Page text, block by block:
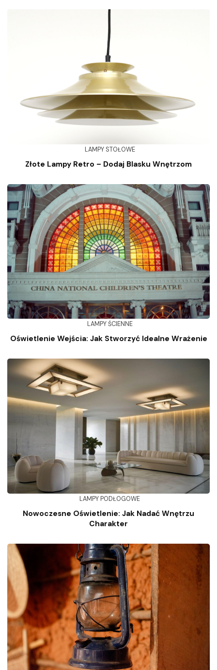
LAMPY STOŁOWE
Złote Lampy Retro – Dodaj Blasku Wnętrzom
LAMPY ŚCIENNE
Oświetlenie Wejścia: Jak Stworzyć Idealne Wrażenie
LAMPY PODŁOGOWE
Nowoczesne Oświetlenie: Jak Nadać Wnętrzu
Charakter